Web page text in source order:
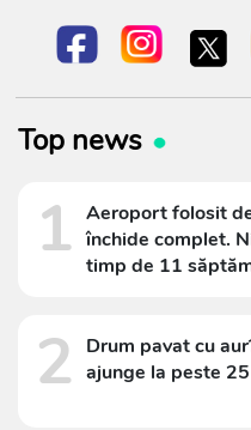
Top news
1 Aeroport folosit
închide complet.
timp de 11
2
Drum pavat cu
ajunge la peste